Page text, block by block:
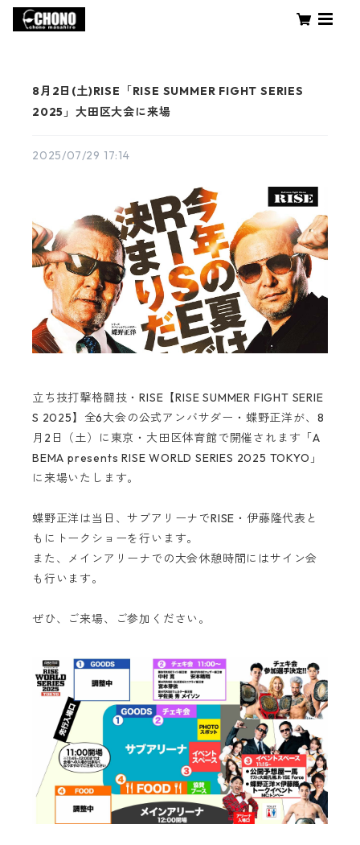
8月2日(土)RISE「RISE SUMMER FIGHT SERIES
2025」大田区大会に来場
2025/07/29 17:14
立ち技打撃格闘技・RISE【RISE SUMMER FIGHT SERIE
S 2025】全6大会の公式アンバサダー・蝶野正洋が、8
月2日（土）に東京・大田区体育館で開催されます「A
BEMA presents RISE WORLD SERIES 2025 TOKYO」
に来場いたします。
蝶野正洋は当日、サブアリーナでRISE・伊藤隆代表と
もにトークショーを行います。
また、メインアリーナでの大会休憩時間にはサイン会
も行います。
ぜひ、ご来場、ご参加ください。